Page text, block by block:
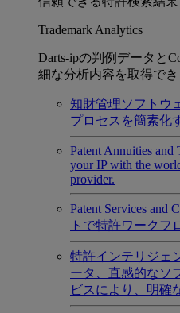
Trademark Analytics
Darts-ipの判例データと
細な分析内容を取得で
知財管理ソフトウ
プロセスを簡素化
Patent Annuities and
your IP with the
provider.
Patent Services and
トで特許ワークフ
特許インテリジェ
ータ、直感的なソ
ビスにより、明確